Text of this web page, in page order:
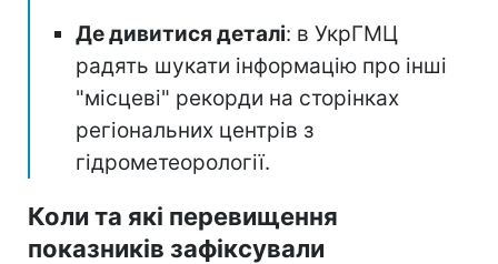
Де дивитися деталі: в УкрГМЦ
радять шукати інформацію про інші
"місцеві" рекорди на сторінках
регіональних центрів з
гідрометеорології.
Коли та які перевищення
показників зафіксували